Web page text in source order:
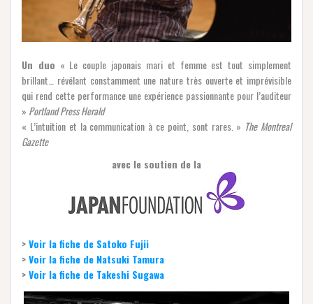
Un duo « Le couple japonais mari et femme est tout simplement
brillant… révélant constamment une nature très ouverte et imprévisible
qui rend cette performance une expérience passionnante pour l’auditeur
» Portland Press Herald
« L’intuition et la communication à ce point, sont rares. » The Montreal
Gazette
avec le soutien de la
>Voir la fiche de Satoko Fujii
>Voir la fiche de Natsuki Tamura
>Voir la fiche de Takeshi Sugawa